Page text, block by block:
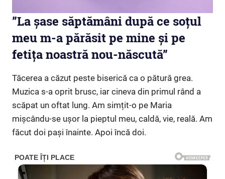
”La șase săptămâni după ce soțul
meu m-a părăsit pe mine și pe
fetița noastră nou-născută”
Tăcerea a căzut peste biserică ca o pătură grea.
Muzica s-a oprit brusc, iar cineva din primul rând a
scăpat un oftat lung. Am simțit-o pe Maria
mișcându-se ușor la pieptul meu, caldă, vie, reală. Am
făcut doi pași înainte. Apoi încă doi.